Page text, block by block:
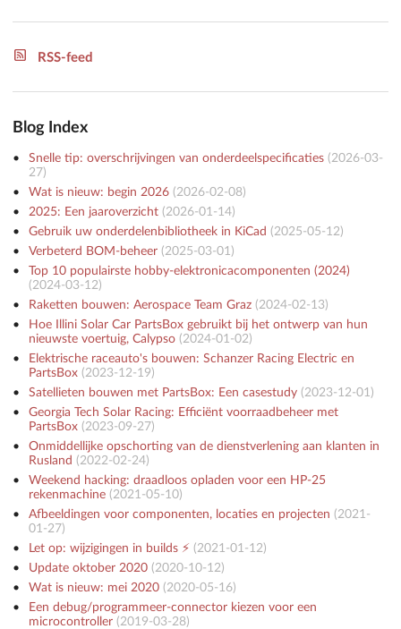
RSS-feed
Blog Index
Snelle tip: overschrijvingen van onderdeelspecificaties(2026-03-
27)
Wat is nieuw: begin 2026(2026-02-08)
2025: Een jaaroverzicht(2026-01-14)
Gebruik uw onderdelenbibliotheek in KiCad (2025-05-12)
Verbeterd BOM-beheer(2025-03-01 )
Top 10 populairste hobby-elektronicacomponenten (2024)
(2024-03-12)
Raketten bouwen: Aerospace Team Graz(2024-02-13)
Hoe Illini Solar Car PartsBox gebruikt bij het ontwerp van hun
nieuwste voertuig, Calypso(2024-01-02)
Elektrische raceauto's bouwen: Schanzer Racing Electric en
PartsBox(2023-12-19)
Satellieten bouwen met PartsBox: Een casestudy(2023-12-01 )
Georgia Tech Solar Racing: Efficiënt voorraadbeheer met
PartsBox(2023-09-27)
Onmiddellijke opschorting van de dienstverlening aan klanten in
Rusland (2022-02-24)
Weekend hacking: draadloos opladen voor een HP-25
rekenmachine(2021-05-10)
Afbeeldingen voor componenten, locaties en projecten (2021-
01-27)
Let op: wijzigingen in builds ⚡️ (2021-01-12)
Update oktober 2020(2020-10-12)
Wat is nieuw: mei 2020(2020-05-16)
Een debug/programmeer-connector kiezen voor een
microcontroller(2019-03-28)